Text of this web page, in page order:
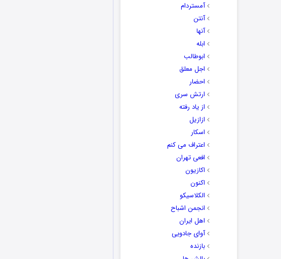
آمستردام
آنتن
آنها
ابله
ابوطالب
اجل معلق
احضار
ارتش سری
از یاد رفته
ازازیل
اسکار
اعتراف می کنم
افعی تهران
اکازیون
اکنون
الکلاسیکو
انجمن اشباح
اهل ایران
آوای جادویی
بازنده